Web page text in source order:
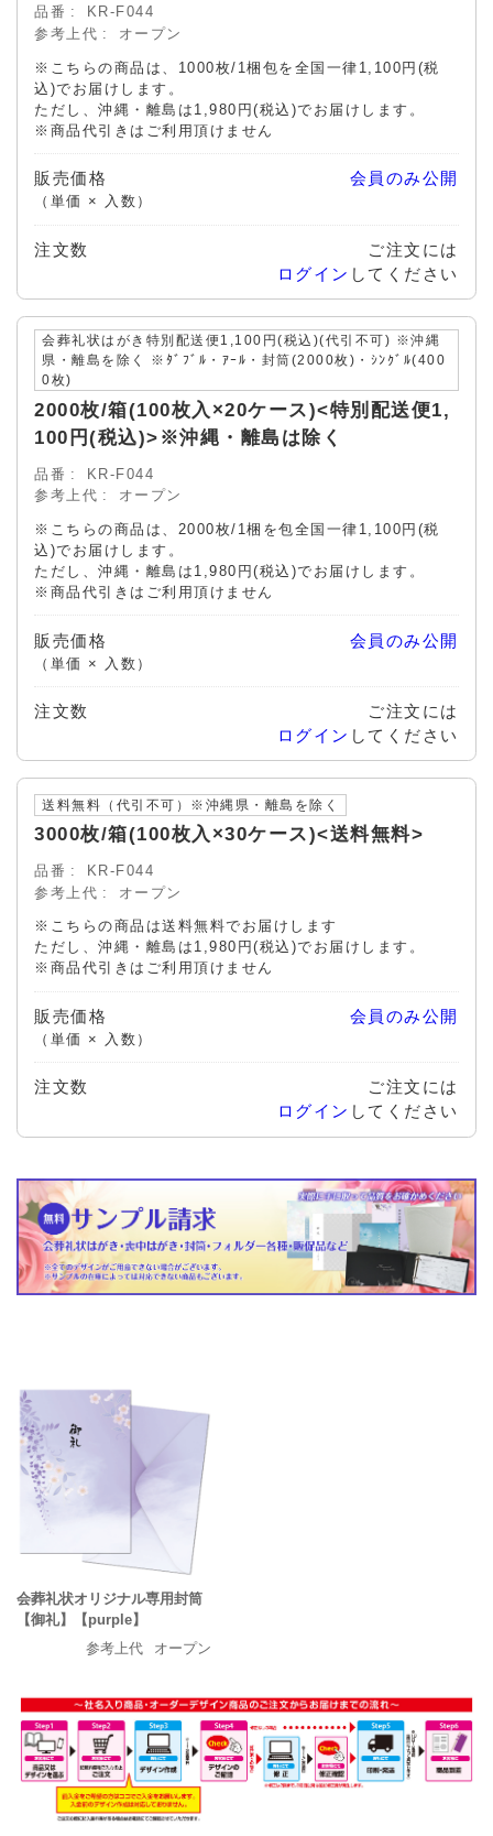
品番
KR-F044
参考上代
オープン
※こちらの商品は、1000枚/1梱包を全国一律1,100円(税
込)でお届けします。
ただし、 沖縄・離島は1,980円(税込)でお届けします。
※商品代引きはご利用頂けません
販売価格
（単価 × 入数）
会員のみ公開
注文数
ご注文には
ログイン してください
会葬礼状はがき特別配送便1,100円(税込)(代引不可) ※沖縄
県・離島を除く ※ﾀﾞﾌﾞﾙ・ｱｰﾙ・封筒(2000枚)・ｼﾝｸﾞﾙ(400
0枚)
2000枚/箱(100枚入×20ケース)<特別配送便1,
100円(税込)>※沖縄・離島は除く
品番
KR-F044
参考上代
オープン
※こちらの商品は、2000枚/1梱を包全国一律1,100円(税
込)でお届けします。
ただし、 沖縄・離島は1,980円(税込)でお届けします。
※商品代引きはご利用頂けません
販売価格
（単価 × 入数）
会員のみ公開
注文数
ご注文には
ログイン してください
送料無料（代引不可）※沖縄県・離島を除く
3000枚/箱(100枚入×30ケース)<送料無料>
品番
KR-F044
参考上代
オープン
※こちらの商品は送料無料でお届けします
ただし、 沖縄・離島は1,980円(税込)でお届けします。
※商品代引きはご利用頂けません
販売価格
（単価 × 入数）
会員のみ公開
注文数
ご注文には
ログイン してください
会葬礼状オリジナル専用封筒
【御礼】【purple】
参考上代
オープン